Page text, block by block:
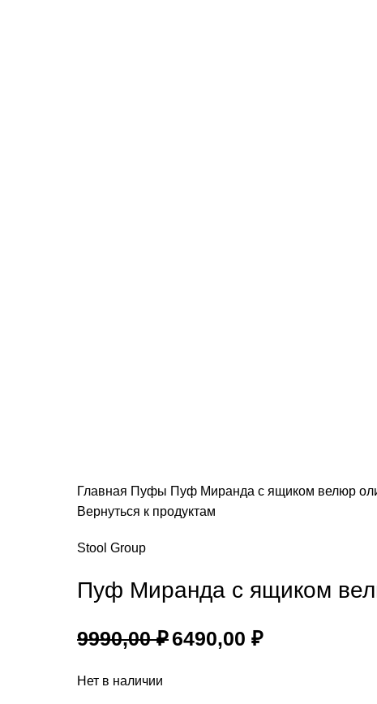
Главная Пуфы Пуф Миранда с ящиком велюр
Вернуться к продуктам
Stool Group
Пуф Миранда с ящиком
9990,00₽6490,00 ₽
Нет в наличии